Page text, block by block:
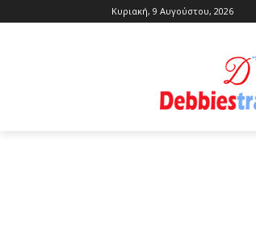
Κυριακή, 9 Αυγούστου, 2026